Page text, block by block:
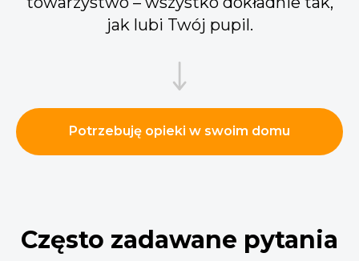
jak lubi Twój pupil.
Potrzebuję opieki w swoim domu
Często zadawane pytania